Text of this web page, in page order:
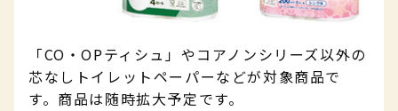
「CO・OPティシュ」やコアノンシリーズ以外の
芯なしトイレットペーパーなどが対象商品で
す。商品は随時拡大予定です。